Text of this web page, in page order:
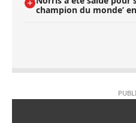
champion du monde’